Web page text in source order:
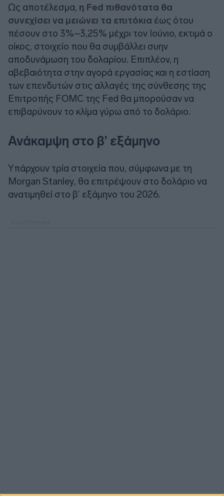
Ως αποτέλεσμα, η Fed πιθανότατα θα
συνεχίσει να μειώνει τα επιτόκια έως ότου
πέσουν στο 3%–3,25% μέχρι τον Ιούνιο, εκτιμά ο
οίκος, στοιχείο που θα συμβάλλει συην
αποδυνάμωση του δολαρίου. Επιπλέον, η
αβεβαιότητα στην αγορά εργασίας και η εστίαση
των επενδυτών στις αλλαγές της σύνθεσης της
Επιτροπής FOMC της Fed θα μπορούσαν να
επιβαρύνουν το κλίμα γύρω από το δολάριο.
Ανάκαμψη στο β’ εξάμηνο
Υπάρχουν τρία στοιχεία που, σύμφωνα με τη
Morgan Stanley, θα επιτρέψουν στο δολάριο να
ανατιμηθεί στο β’ εξάμηνο του 2026.